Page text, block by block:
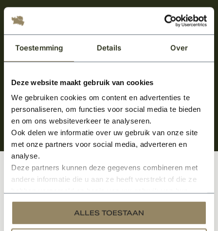
Toestemming Details Over
Deze website maakt gebruik van cookies
We gebruiken cookies om content en advertenties te
personaliseren, om functies voor social media te bieden
en om ons websiteverkeer te analyseren.
Ook delen we informatie over uw gebruik van onze site
met onze partners voor social media, adverteren en
analyse.
Deze partners kunnen deze gegevens combineren met
andere informatie die u aan ze heeft verstrekt of die ze
services.
ALLES TOESTAAN
Meld je aan en ontvang het laatste nieuws
over onze kempische bouwstijl!
Aanmelden voor de nieuwsbrief
Klantenservice